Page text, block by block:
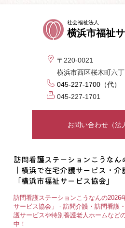
社会福祉法人
横浜市福祉
〒220-0021
横浜市西区桜木町六
045-227-1700（代）
045-227-1701
お問い合わせ（法
訪問看護ステーションこうな
｜横浜で在宅介護サービス・
「横浜市福祉サービス協会」
訪問看護ステーションこうなんの2026
サービス協会」 - 訪問介護・訪問看護
護サービスや特別養護老人ホームなど
中！